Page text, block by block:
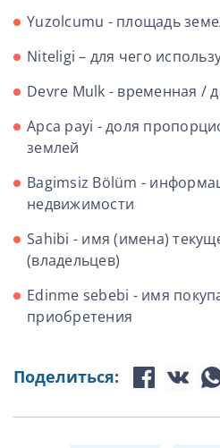
Yuzolcumu - площадь
Niteligi – для чего
Devre Мulk - временная /
Арса payi - доля
землей
Bagimsiz Bölüm -
недвижимости
Sahibi - имя (имена)
(владельцев)
Edinme sebebi - имя
приобретения
Поделиться: